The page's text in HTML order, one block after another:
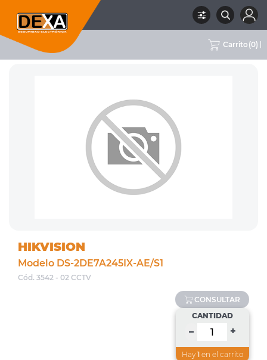
Carrito (0)
RUBRO SUBRUBRO
HIKVISION
Modelo DS-2DE7A245IX-AE/S1
Cód. 3542 - 02 CCTV
CONSULTAR
CANTIDAD
– +
Hay 1en el carrito